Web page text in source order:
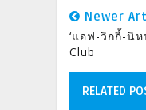
Newer
‘แอฟ-วิกกี้-นิ
Club
RELATED